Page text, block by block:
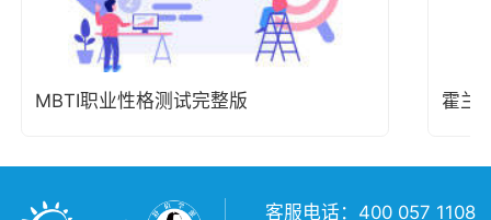
MBTI职业性格测试完整版 霍兰
客服电话：400 057 1108